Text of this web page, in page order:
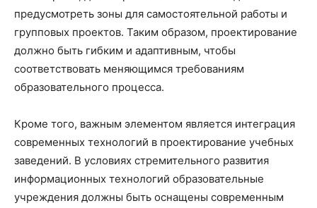
предусмотреть зоны для самостоятельной работы и
групповых проектов. Таким образом, проектирование
должно быть гибким и адаптивным, чтобы
соответствовать меняющимся требованиям
образовательного процесса.
Кроме того, важным элементом является интеграция
современных технологий в проектирование учебных
заведений. В условиях стремительного развития
информационных технологий образовательные
учреждения должны быть оснащены современным